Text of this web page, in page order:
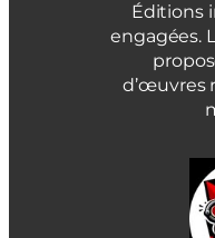
Éditions
engagées.
d’œuvres